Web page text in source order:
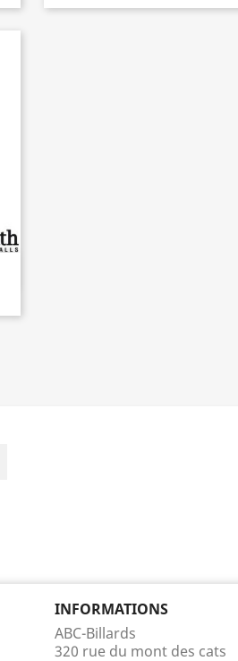
INFORMATIONS
ABC-Billards
320 rue du mont des cats